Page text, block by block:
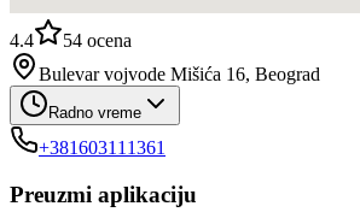
4.4 54 ocena
Bulevar vojvode Mišića 16, Beograd
Radno vreme
+381603111361
Preuzmi aplikaciju